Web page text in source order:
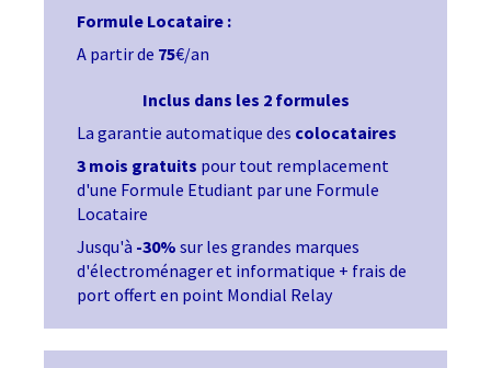
Formule Locataire :
A partir de 75€/an
Inclus dans les 2 formules
La garantie automatique des colocataires
3 mois gratuits pour tout remplacement
d'une Formule Etudiant par une Formule
Locataire
Jusqu'à -30% sur les grandes marques
d'électroménager et informatique + frais de
port offert en point Mondial Relay